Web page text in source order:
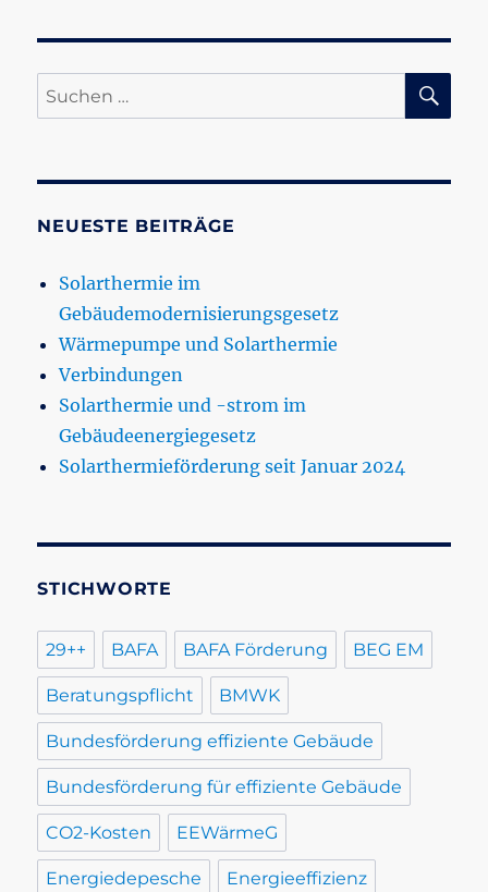
Suchen
nach:
NEUESTE BEITRÄGE
Solarthermie im
Gebäudemodernisierungsgesetz
Wärmepumpe und Solarthermie
Verbindungen
Solarthermie und -strom im
Gebäudeenergiegesetz
Solarthermieförderung seit Januar 2024
STICHWORTE
29++ BAFA BAFA Förderung BEG EM
Beratungspflicht BMWK
Bundesförderung effiziente Gebäude
Bundesförderung für effiziente Gebäude
CO2-Kosten EEWärmeG
Energiedepesche Energieeffizienz